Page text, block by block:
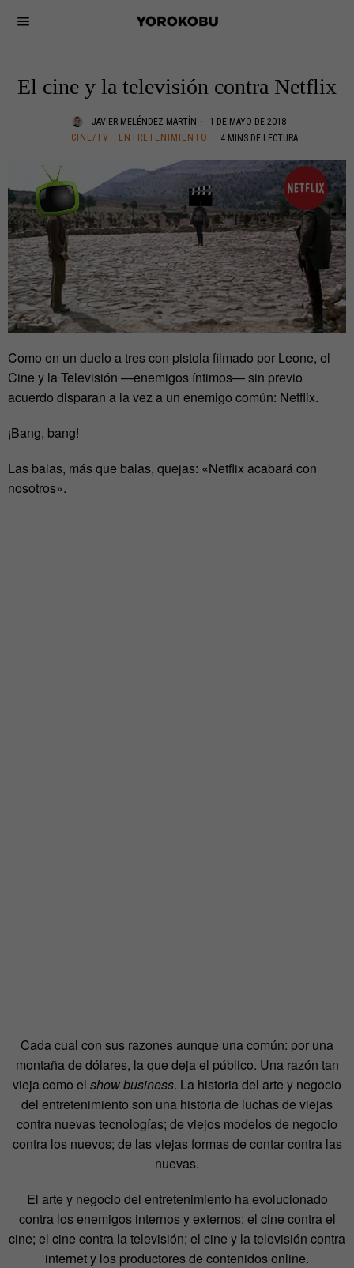
El cine y la televisión contra Netflix
JAVIER MELÉNDEZ MARTÍN
1 DE MAYO DE 2018
CINE/TV · ENTRETENIMIENTO 4 MINS DE LECTURA
Como en un duelo a tres con pistola filmado por Leone, el
Cine y la Televisión —enemigos íntimos— sin previo
acuerdo disparan a la vez a un enemigo común: Netflix.
¡Bang, bang!
Las balas, más que balas, quejas: «Netflix acabará con
nosotros».
Cada cual con sus razones aunque una común: por una
montaña de dólares, la que deja el público. Una razón tan
vieja como el show business. La historia del arte y negocio
del entretenimiento son una historia de luchas de viejas
contra nuevas tecnologías; de viejos modelos de negocio
contra los nuevos; de las viejas formas de contar contra las
nuevas.
El arte y negocio del entretenimiento ha evolucionado
contra los enemigos internos y externos: el cine contra el
cine; el cine contra la televisión; el cine y la televisión contra
internet y los productores de contenidos online.